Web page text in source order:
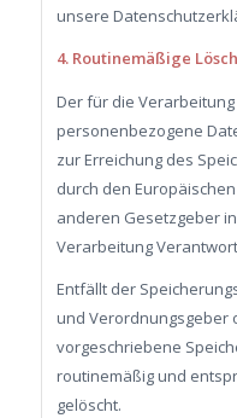
unsere
4. Routinemäßige
Der für die
personenbezogene
zur Erreichung des
durch den
anderen Gesetzgeber
Verarbeitung
Entfällt der
und Verordnungsgeber
vorgeschriebene
routinemäßig und
gelöscht.